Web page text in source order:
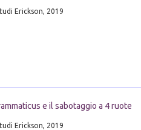
Erickson, 2019
e il sabotaggio a 4 ruote
Erickson, 2019